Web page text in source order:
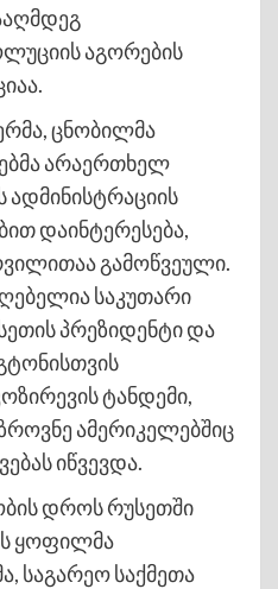
აგორების
ცნობილმა
არაერთხელ
ადმინისტრაციის
დაინტერესება,
გამოწვეული.
საკუთარი
პრეზიდენტი და
ტანდემი,
ამერიკელებშიც
იწვევდა.
დროს რუსეთში
ს ყოფილმა
საგარეო საქმეთა